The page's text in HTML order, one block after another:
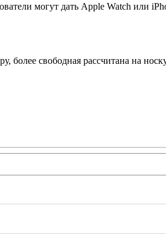
могут дать Apple Watch или
свободная рассчитана на